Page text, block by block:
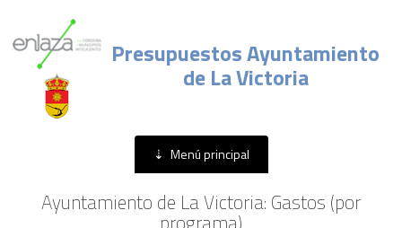
Presupuestos Ayuntamiento
de La Victoria
Menú principal
Menú principal
Ayuntamiento de La Victoria: Gastos (por